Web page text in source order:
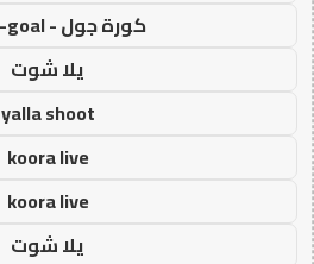
كورة جول - koora-goal
يلا شوت
yalla shoot
koora live
koora live
يلا شوت